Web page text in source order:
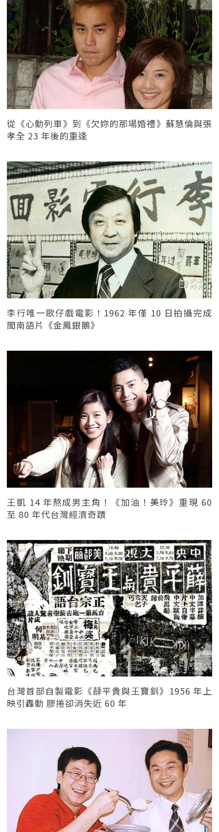
從《心動列車》到《欠妳的那場婚禮》蘇慧倫與張
孝全 23 年後的重逢
李行唯一歌仔戲電影！1962 年僅 10 日拍攝完成
閩南語片《金鳳銀鵝》
王凱 14 年熬成男主角！《加油！美玲》重現 60
至 80 年代台灣經濟奇蹟
台灣首部自製電影《薛平貴與王寶釧》1956 年上
映引轟動 膠捲卻消失近 60 年